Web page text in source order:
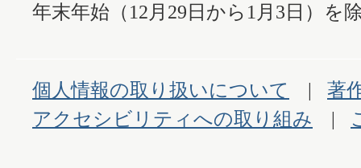
年末年始（12月29日から1月3日）を
個人情報の取り扱いについて
著
アクセシビリティへの取り組み